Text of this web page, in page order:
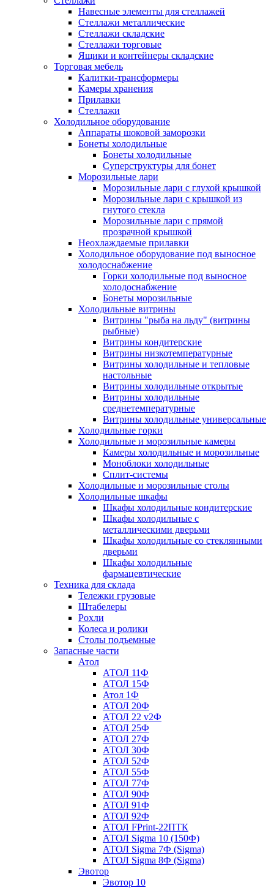
Навесные элементы для стеллажей
Стеллажи металлические
Стеллажи складские
Стеллажи торговые
Ящики и контейнеры складские
Торговая мебель
Калитки-трансформеры
Камеры хранения
Прилавки
Стеллажи
Холодильное оборудование
Аппараты шоковой заморозки
Бонеты холодильные
Бонеты холодильные
Суперструктуры для бонет
Морозильные лари
Морозильные лари с глухой крышкой
Морозильные лари с крышкой из
гнутого стекла
Морозильные лари с прямой
прозрачной крышкой
Неохлаждаемые прилавки
Холодильное оборудование под выносное
холодоснабжение
Горки холодильные под выносное
холодоснабжение
Бонеты морозильные
Холодильные витрины
Витрины "рыба на льду" (витрины
рыбные)
Витрины кондитерские
Витрины низкотемпературные
Витрины холодильные и тепловые
настольные
Витрины холодильные открытые
Витрины холодильные
среднетемпературные
Витрины холодильные универсальные
Холодильные горки
Холодильные и морозильные камеры
Камеры холодильные и морозильные
Моноблоки холодильные
Сплит-системы
Холодильные и морозильные столы
Холодильные шкафы
Шкафы холодильные кондитерские
Шкафы холодильные с
металлическими дверьми
Шкафы холодильные со стеклянными
дверьми
Шкафы холодильные
фармацевтические
Техника для склада
Тележки грузовые
Штабелеры
Рохли
Колеса и ролики
Столы подъемные
Запасные части
Атол
АТОЛ 11Ф
АТОЛ 15Ф
Атол 1Ф
АТОЛ 20Ф
АТОЛ 22 v2Ф
АТОЛ 25Ф
АТОЛ 27Ф
АТОЛ 30Ф
АТОЛ 52Ф
АТОЛ 55Ф
АТОЛ 77Ф
АТОЛ 90Ф
АТОЛ 91Ф
АТОЛ 92Ф
АТОЛ FPrint-22ПТК
АТОЛ Sigma 10 (150Ф)
АТОЛ Sigma 7Ф (Sigma)
АТОЛ Sigma 8Ф (Sigma)
Эвотор
Эвотор 10